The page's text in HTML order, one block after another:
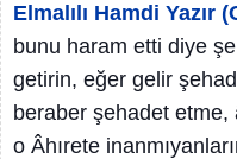
Elmalılı Hamdi Yazır
bunu haram etti diye
getirin, eğer gelir
beraber şehadet
o Âhırete